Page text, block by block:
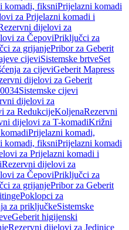
komadi, fiksniPrijelazni komadi
za Prijelazni komadi i
dijelovi za
za ČepoviPriključci za
za grijanjePribor za Geberit
cijeviSistemske brtveSet
za cijeviGeberit Mapress
dijelovi za Geberit
Sistemske cijevi
dijelovi za
za RedukcijeKoljenaRezervni
dijelovi za T-komadiKrižni
Prijelazni komadi,
komadi, fiksniPrijelazni komadi
za Prijelazni komadi i
Rezervni dijelovi za
za ČepoviPriključci za
za grijanjePribor za Geberit
Poklopci za
za priključkeSistemske
Geberit higijenski
Rezervni dijelovi za Jedinice